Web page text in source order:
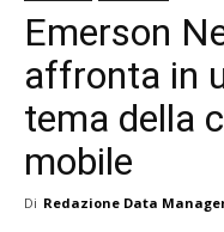
Emerson
affronta in
tema della
mobile
Di Redazione Data